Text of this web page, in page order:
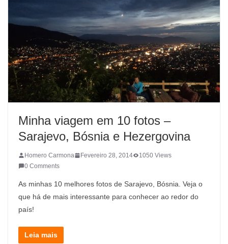
Minha viagem em 10 fotos –
Sarajevo, Bósnia e Hezergovina
Homero Carmona Fevereiro 28, 2014
1050 Views
0 Comments
As minhas 10 melhores fotos de Sarajevo, Bósnia. Veja o
que há de mais interessante para conhecer ao redor do
país!
Leia mais